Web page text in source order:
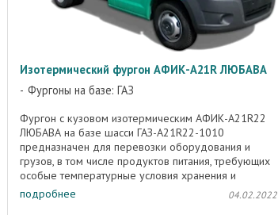
Изотермический фургон АФИК-A21R ЛЮБАВА
Фургоны на базе: ГАЗ
Фургон с кузовом изотермическим АФИК-A21R22
ЛЮБАВА на базе шасси ГАЗ-A21R22-1010
предназначен для перевозки оборудования и
грузов, в том числе продуктов питания, требующих
особые температурные условия хранения и
транспортировки. На изотермические ...
подробнее 04.02.2022